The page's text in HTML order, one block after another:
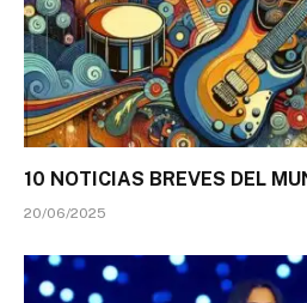
10 NOTICIAS BREVES DEL
20/06/2025